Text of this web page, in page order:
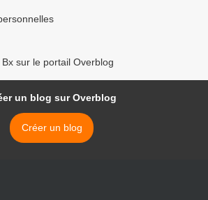
sur le portail Overblog
un blog sur Overblog
Créer un blog